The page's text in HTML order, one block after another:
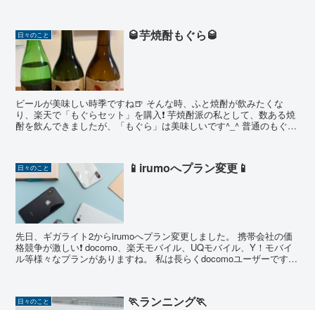
日々のこと 🥃芋焼酎もぐら🥃
ビールが美味しい時季ですね🍺 そんな時、ふと焼酎が飲みたくな
り、楽天で「もぐらセット」を購入❗️ 芋焼酎派の私として、数ある焼
酎を飲んできましたが、「もぐら」は美味しいです^_^ 普通のもぐら
日々のこと 📱irumoへプラン変更📱
先日、ギガライト2からirumoへプラン変更しました。 携帯会社の価
格競争が激しい❗️ docomo、楽天モバイル、UQモバイル、Y！モバイ
ル等様々なプランがありますね。 私は長らくdocomoユーザーです。
日々のこと 🏃ランニング🏃